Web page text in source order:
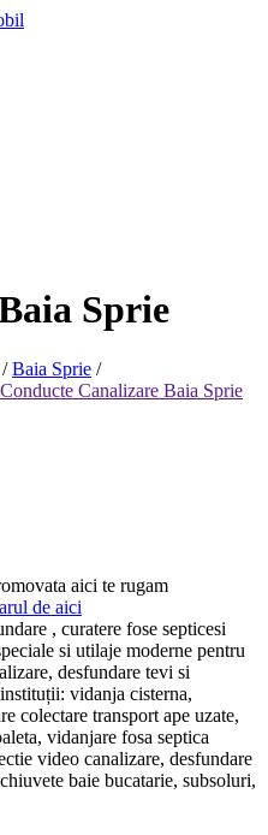
Sprie
/Baia Sprie /
aici te rugam
de aici
, curatere fose septicesi
si utilaje moderne pentru
desfundare tevi si
vidanja cisterna,
colectare transport ape uzate,
vidanjare fosa septica
video canalizare, desfundare
baie bucatarie, subsoluri,